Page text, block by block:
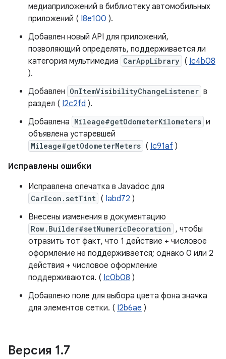
медиаприложений в библиотеку автомобильных
приложений ( I8e100 ).
Добавлен новый API для приложений,
позволяющий определять, поддерживается ли
категория мультимедиа CarAppLibrary ( Ic4b08
).
Добавлен OnItemVisibilityChangeListener в
раздел ( I2c2fd ).
Добавлена Mileage#getOdometerKilometers и
объявлена ​​устаревшей
Mileage#getOdometerMeters ( Ic91af )
Исправлены ошибки
Исправлена ​​опечатка в Javadoc для
CarIcon.setTint ( Iabd72 )
Внесены изменения в документацию
Row.Builder#setNumericDecoration , чтобы
отразить тот факт, что 1 действие + числовое
оформление не поддерживается; однако 0 или 2
действия + числовое оформление
поддерживаются. ( Ic0b08 )
Добавлено поле для выбора цвета фона значка
для элементов сетки. ( I2b6ae )
Версия 1.7